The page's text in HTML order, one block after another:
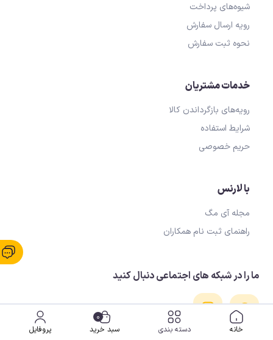
شیوه‌های پرداخت
رویه ارسال سفارش
نحوه ثبت سفارش
خدمات مشتریان
رویه‌های بازگرداندن کالا
شرایط استفاده
حریم خصوصی
با لارنس
مجله آی مگ
راهنمای ثبت نام همکاران
ما را در شبکه های اجتماعی دنبال کنید
پروفایل
0
سبد خرید دسته بندی خانه